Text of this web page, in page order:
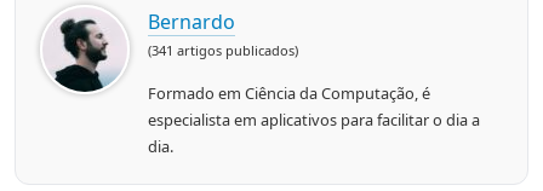
Bernardo
(341 artigos publicados)
Formado em Ciência da Computação, é
especialista em aplicativos para facilitar o dia a
dia.